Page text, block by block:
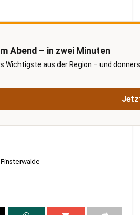
Abend – in zwei Minuten
Wichtigste aus der Region – und